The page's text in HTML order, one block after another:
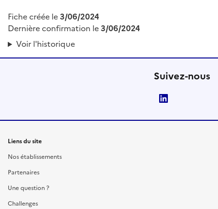
Fiche créée le3/06/2024
Dernière confirmation le3/06/2024
Voir l'historique
Suivez-nous
Liens du site
Nos établissements
Partenaires
Une question ?
Challenges